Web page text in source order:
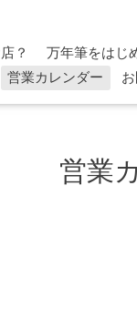
？ 万年筆をはじ
営業カレンダー
営業